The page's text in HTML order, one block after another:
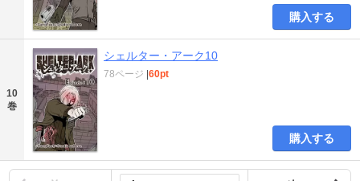
購入する
10
巻
シェルター・アーク10
78ページ |60pt
購入する